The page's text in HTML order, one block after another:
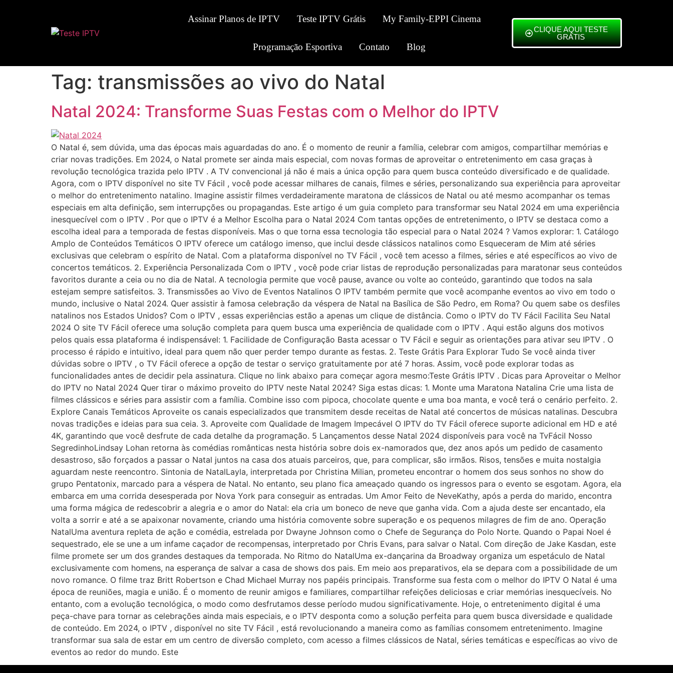
Assinar Planos de IPTV Teste IPTV Grátis My Family-EPPI Cinema
Programação Esportiva Contato Blog
CLIQUE AQUI TESTE
GRÁTIS
Tag: transmissões ao vivo do Natal
Natal 2024: Transforme Suas Festas com o Melhor do IPTV
O Natal é, sem dúvida, uma das épocas mais aguardadas do ano. É o momento de reunir a família, celebrar com amigos, compartilhar memórias e
criar novas tradições. Em 2024, o Natal promete ser ainda mais especial, com novas formas de aproveitar o entretenimento em casa graças à
revolução tecnológica trazida pelo IPTV . A TV convencional já não é mais a única opção para quem busca conteúdo diversificado e de qualidade.
Agora, com o IPTV disponível no site TV Fácil , você pode acessar milhares de canais, filmes e séries, personalizando sua experiência para aproveitar
o melhor do entretenimento natalino. Imagine assistir filmes verdadeiramente maratona de clássicos de Natal ou até mesmo acompanhar os temas
especiais em alta definição, sem interrupções ou propagandas. Este artigo é um guia completo para transformar seu Natal 2024 em uma experiência
inesquecível com o IPTV . Por que o IPTV é a Melhor Escolha para o Natal 2024 Com tantas opções de entretenimento, o IPTV se destaca como a
escolha ideal para a temporada de festas disponíveis. Mas o que torna essa tecnologia tão especial para o Natal 2024 ? Vamos explorar: 1. Catálogo
Amplo de Conteúdos Temáticos O IPTV oferece um catálogo imenso, que inclui desde clássicos natalinos como Esqueceram de Mim até séries
exclusivas que celebram o espírito de Natal. Com a plataforma disponível no TV Fácil , você tem acesso a filmes, séries e até específicos ao vivo de
concertos temáticos. 2. Experiência Personalizada Com o IPTV , você pode criar listas de reprodução personalizadas para maratonar seus conteúdos
favoritos durante a ceia ou no dia de Natal. A tecnologia permite que você pause, avance ou volte ao conteúdo, garantindo que todos na sala
estejam sempre satisfeitos. 3. Transmissões ao Vivo de Eventos Natalinos O IPTV também permite que você acompanhe eventos ao vivo em todo o
mundo, inclusive o Natal 2024. Quer assistir à famosa celebração da véspera de Natal na Basílica de São Pedro, em Roma? Ou quem sabe os desfiles
natalinos nos Estados Unidos? Com o IPTV , essas experiências estão a apenas um clique de distância. Como o IPTV do TV Fácil Facilita Seu Natal
2024 O site TV Fácil oferece uma solução completa para quem busca uma experiência de qualidade com o IPTV . Aqui estão alguns dos motivos
pelos quais essa plataforma é indispensável: 1. Facilidade de Configuração Basta acessar o TV Fácil e seguir as orientações para ativar seu IPTV . O
processo é rápido e intuitivo, ideal para quem não quer perder tempo durante as festas. 2. Teste Grátis Para Explorar Tudo Se você ainda tiver
dúvidas sobre o IPTV , o TV Fácil oferece a opção de testar o serviço gratuitamente por até 7 horas. Assim, você pode explorar todas as
funcionalidades antes de decidir pela assinatura. Clique no link abaixo para começar agora mesmo:Teste Grátis IPTV . Dicas para Aproveitar o Melhor
do IPTV no Natal 2024 Quer tirar o máximo proveito do IPTV neste Natal 2024? Siga estas dicas: 1. Monte uma Maratona Natalina Crie uma lista de
filmes clássicos e séries para assistir com a família. Combine isso com pipoca, chocolate quente e uma boa manta, e você terá o cenário perfeito. 2.
Explore Canais Temáticos Aproveite os canais especializados que transmitem desde receitas de Natal até concertos de músicas natalinas. Descubra
novas tradições e ideias para sua ceia. 3. Aproveite com Qualidade de Imagem Impecável O IPTV do TV Fácil oferece suporte adicional em HD e até
4K, garantindo que você desfrute de cada detalhe da programação. 5 Lançamentos desse Natal 2024 disponíveis para você na TvFácil Nosso
SegredinhoLindsay Lohan retorna às comédias românticas nesta história sobre dois ex-namorados que, dez anos após um pedido de casamento
desastroso, são forçados a passar o Natal juntos na casa dos atuais parceiros, que, para complicar, são irmãos. Risos, tensões e muita nostalgia
aguardam neste reencontro. Sintonia de NatalLayla, interpretada por Christina Milian, prometeu encontrar o homem dos seus sonhos no show do
grupo Pentatonix, marcado para a véspera de Natal. No entanto, seu plano fica ameaçado quando os ingressos para o evento se esgotam. Agora, ela
embarca em uma corrida desesperada por Nova York para conseguir as entradas. Um Amor Feito de NeveKathy, após a perda do marido, encontra
uma forma mágica de redescobrir a alegria e o amor do Natal: ela cria um boneco de neve que ganha vida. Com a ajuda deste ser encantado, ela
volta a sorrir e até a se apaixonar novamente, criando uma história comovente sobre superação e os pequenos milagres de fim de ano. Operação
NatalUma aventura repleta de ação e comédia, estrelada por Dwayne Johnson como o Chefe de Segurança do Polo Norte. Quando o Papai Noel é
sequestrado, ele se une a um infame caçador de recompensas, interpretado por Chris Evans, para salvar o Natal. Com direção de Jake Kasdan, este
filme promete ser um dos grandes destaques da temporada. No Ritmo do NatalUma ex-dançarina da Broadway organiza um espetáculo de Natal
exclusivamente com homens, na esperança de salvar a casa de shows dos pais. Em meio aos preparativos, ela se depara com a possibilidade de um
novo romance. O filme traz Britt Robertson e Chad Michael Murray nos papéis principais. Transforme sua festa com o melhor do IPTV O Natal é uma
época de reuniões, magia e união. É o momento de reunir amigos e familiares, compartilhar refeições deliciosas e criar memórias inesquecíveis. No
entanto, com a evolução tecnológica, o modo como desfrutamos desse período mudou significativamente. Hoje, o entretenimento digital é uma
peça-chave para tornar as celebrações ainda mais especiais, e o IPTV desponta como a solução perfeita para quem busca diversidade e qualidade
de conteúdo. Em 2024, o IPTV , disponível no site TV Fácil , está revolucionando a maneira como as famílias consomem entretenimento. Imagine
transformar sua sala de estar em um centro de diversão completo, com acesso a filmes clássicos de Natal, séries temáticas e específicas ao vivo de
eventos ao redor do mundo. Este